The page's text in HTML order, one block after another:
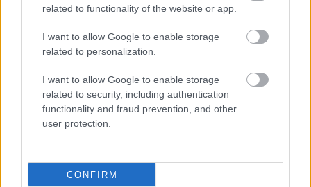
related to functionality of the website or app.
I want to allow Google to enable storage
related to personalization.
I want to allow Google to enable storage
related to security, including authentication
functionality and fraud prevention, and other
user protection.
CONFIRM
E-mail cím
Feliratkozom a hírlevélre és elfogadom az
szabályzatot!
FELIRATKOZÁS